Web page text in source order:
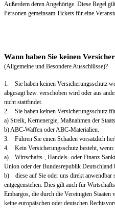
Außerdem deren Angehörige. Diese Regel
Personen gemeinsam Tickets für eine
Wann haben Sie keinen
(Allgemeine und Besondere Ausschlüsse)?
1. Sie haben keinen Versicherungsschutz
abgesagt bzw. verschoben wird oder aus
nicht stattfindet.
2. Sie haben keinen Versicherungsschutz
a) Streik, Kernenergie, Maßnahmen der
b) ABC-Waffen oder ABC-Materialien.
3. Führen Sie einen Schaden vorsätzlich
4. Kein Versicherungsschutz besteht, wenn:
a) Wirtschafts-, Handels- oder Finanz-
Union oder der Bundesrepublik Deutschland
b) diese auf Sie oder uns direkt anwendbar
entgegenstehen. Dies gilt auch für
Embargos, die durch die Vereinigten Staaten
keine europäischen oder deutschen